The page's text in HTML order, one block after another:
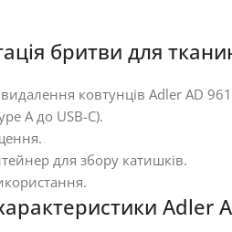
бритви для
ковтунців Adler AD
A до USB-C).
для збору катишків.
Adler